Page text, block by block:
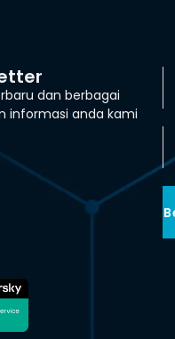
dan berbagai
informasi anda kami